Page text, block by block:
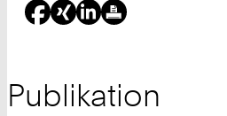
Publikation